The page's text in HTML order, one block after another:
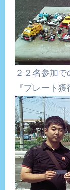
２２名参加で
『プレート獲